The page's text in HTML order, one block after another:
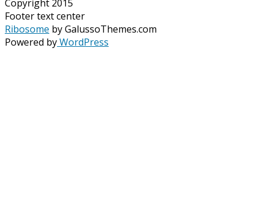
Copyright 2015
Footer text center
Ribosome by GalussoThemes.com
Powered byWordPress